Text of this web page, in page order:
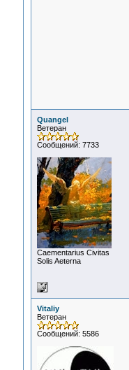
Quangel
Ветеран
Сообщений: 7733
Сaementarius Civitas
Solis Aeterna
Vitaliy
Ветеран
Сообщений: 5586